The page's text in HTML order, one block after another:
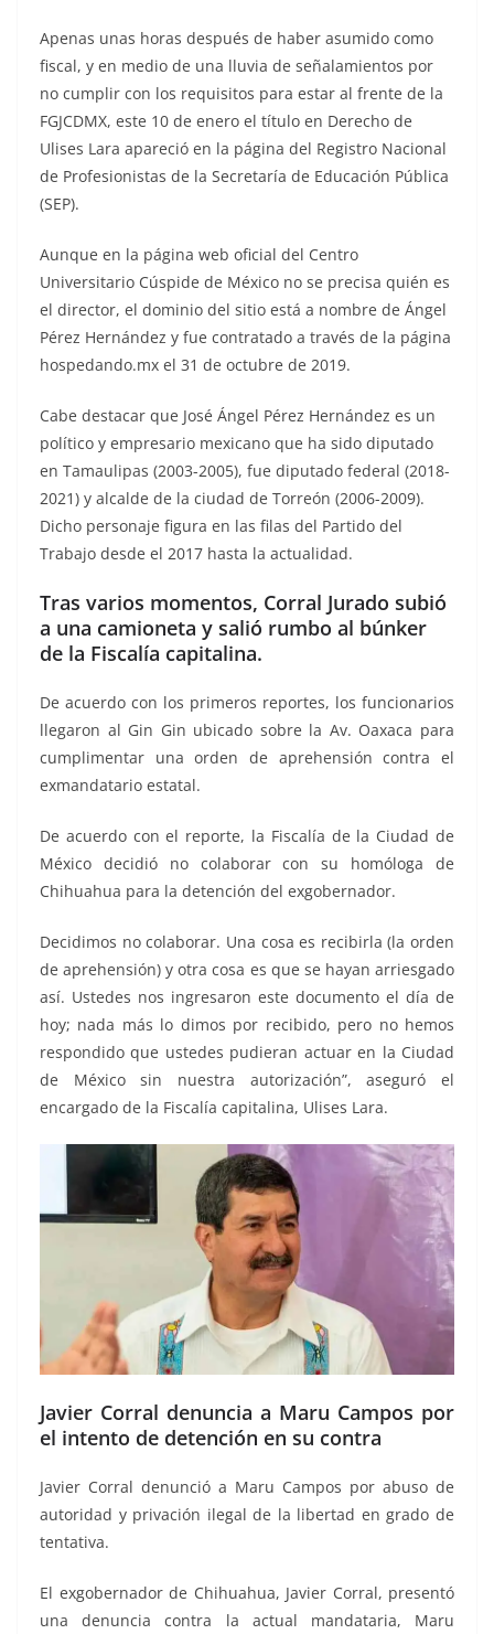
Apenas unas horas después de haber asumido como
fiscal, y en medio de una lluvia de señalamientos por
no cumplir con los requisitos para estar al frente de la
FGJCDMX, este 10 de enero el título en Derecho de
Ulises Lara apareció en la página del Registro Nacional
de Profesionistas de la Secretaría de Educación Pública
(SEP).
Aunque en la página web oficial del Centro
Universitario Cúspide de México no se precisa quién es
el director, el dominio del sitio está a nombre de Ángel
Pérez Hernández y fue contratado a través de la página
hospedando.mx el 31 de octubre de 2019.
Cabe destacar que José Ángel Pérez Hernández es un
político y empresario mexicano que ha sido diputado
en Tamaulipas (2003-2005), fue diputado federal (2018-
2021) y alcalde de la ciudad de Torreón (2006-2009).
Dicho personaje figura en las filas del Partido del
Trabajo desde el 2017 hasta la actualidad.
Tras varios momentos, Corral Jurado subió
a una camioneta y salió rumbo al búnker
de la Fiscalía capitalina.
De acuerdo con los primeros reportes, los funcionarios
llegaron al Gin Gin ubicado sobre la Av. Oaxaca para
cumplimentar una orden de aprehensión contra el
exmandatario estatal.
De acuerdo con el reporte, la Fiscalía de la Ciudad de
México decidió no colaborar con su homóloga de
Chihuahua para la detención del exgobernador.
Decidimos no colaborar. Una cosa es recibirla (la orden
de aprehensión) y otra cosa es que se hayan arriesgado
así. Ustedes nos ingresaron este documento el día de
hoy; nada más lo dimos por recibido, pero no hemos
respondido que ustedes pudieran actuar en la Ciudad
de México sin nuestra autorización”, aseguró el
encargado de la Fiscalía capitalina, Ulises Lara.
Javier Corral denuncia a Maru Campos por
el intento de detención en su contra
Javier Corral denunció a Maru Campos por abuso de
autoridad y privación ilegal de la libertad en grado de
tentativa.
El exgobernador de Chihuahua, Javier Corral, presentó
una denuncia contra la actual mandataria, Maru